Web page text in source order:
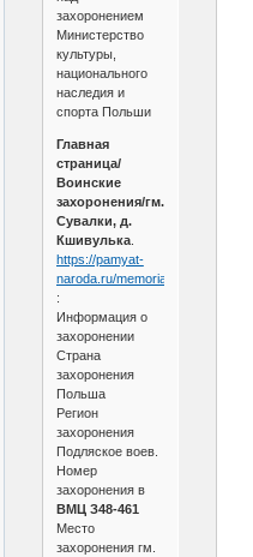
захоронением
Министерство
культуры,
национального
наследия и
спорта Польши
Главная
страница/
Воинские
захоронения/гм.
Сувалки, д.
Кшивулька.
https://pamyat-
naroda.ru/memorial/burial/
:
Информация о
захоронении
Страна
захоронения
Польша
Регион
захоронения
Подляское воев.
Номер
захоронения в
ВМЦ З48-461
Место
захоронения гм.